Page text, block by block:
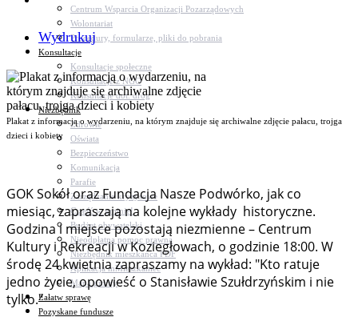
Centrum Wsparcia Organizacji Pozarządowych
Wolontariat
Procedury, formularze, pliki do pobrania
Konsultacje
Konsultacje społeczne
Konsultacje z NGO
Konsultacje dot. dróg
Niezbędnik
Zdrowie
Oświata
Bezpieczeństwo
Komunikacja
Parafie
Zarządzanie kryzysowe
C.ześć w gminie!
Budżet obywatelski
Nieodpłatna pomoc prawna
Niezbędnik mieszkańca PDF
Aplikacja mMieszkaniec
Mapa gminy
Załatw sprawę
Pozyskane fundusze
Wydrukuj
Plakat z informacją o wydarzeniu, na którym znajduje się archiwalne zdjęcie pałacu, trojga
dzieci i kobiety
GOK Sokół oraz Fundacja Nasze Podwórko, jak co
miesiąc, zapraszają na kolejne wykłady historyczne.
Godzina i miejsce pozostają niezmienne – Centrum
Kultury i Rekreacji w Koziegłowach, o godzinie 18:00. W
środę 24 kwietnia zapraszamy na wykład: "Kto ratuje
jedno życie, opowieść o Stanisławie Szułdrzyńskim i nie
tylko."